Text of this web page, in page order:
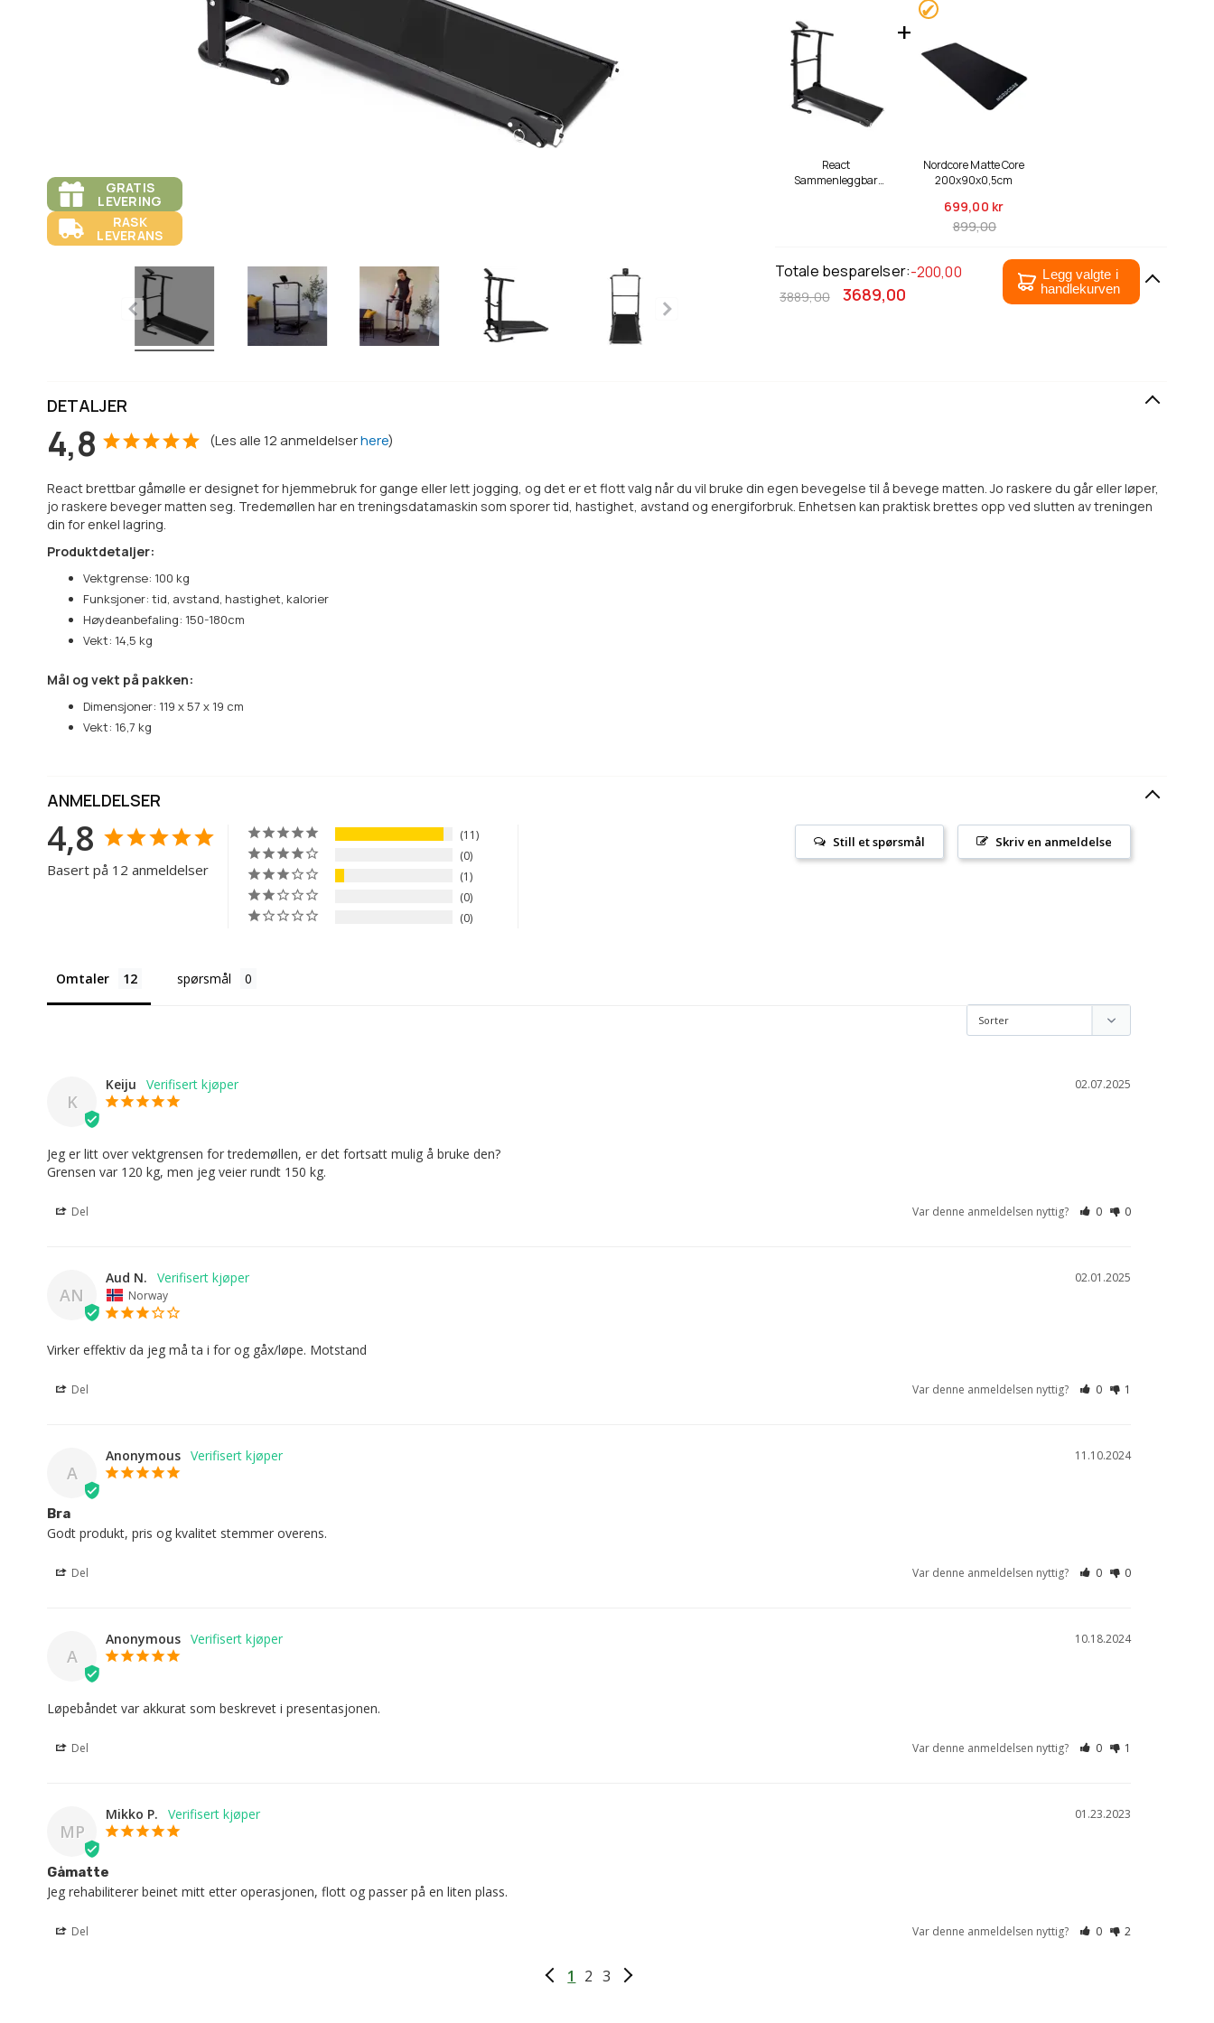
GRATIS
LEVERING
RASK
LEVERANS
React
Sammenleggbar
Nordcore Matte Core
200x90x0,5cm
699,00 kr
899,00
Legg valgte i
handlekurven
Totale besparelser:-200,00
3689,00
3889,00
DETALJER
4,8 (Les alle12anmeldelserhere)
React brettbar gåmølle er designet for hjemmebruk for gange eller lett jogging, og det er et flott valg når du vil bruke din egen bevegelse til å bevege matten. Jo raskere du går eller løper,
jo raskere beveger matten seg. Tredemøllen har en treningsdatamaskin som sporer tid, hastighet, avstand og energiforbruk. Enhetsen kan praktisk brettes opp ved slutten av treningen
din for enkel lagring.
Produktdetaljer:
Vektgrense: 100 kg
Funksjoner: tid, avstand, hastighet, kalorier
Høydeanbefaling: 150-180cm
Vekt: 14,5 kg
Mål og vekt på pakken:
Dimensjoner: 119 x 57 x 19 cm
Vekt: 16,7 kg
ANMELDELSER
4,8
Basert på 12 anmeldelser
11
0
1
0
0
Skriv en anmeldelse
Still et spørsmål
Omtaler spørsmål
K
02.07.2025
Keiju
Jeg er litt over vektgrensen for tredemøllen, er det fortsatt mulig å bruke den?
Grensen var 120 kg, men jeg veier rundt 150 kg.
Del Var denne anmeldelsen nyttig? 0 0
AN
02.01.2025
Aud N.
Norway
Virker effektiv da jeg må ta i for og gåx/løpe. Motstand
Del Var denne anmeldelsen nyttig? 0 1
A
11.10.2024
Anonymous
Bra
Godt produkt, pris og kvalitet stemmer overens.
Del Var denne anmeldelsen nyttig? 0 0
A
10.18.2024
Anonymous
Løpebåndet var akkurat som beskrevet i presentasjonen.
Del Var denne anmeldelsen nyttig? 0 1
MP
01.23.2023
Mikko P.
Gåmatte
Jeg rehabiliterer beinet mitt etter operasjonen, flott og passer på en liten plass.
Del Var denne anmeldelsen nyttig? 0 2
1 2 3